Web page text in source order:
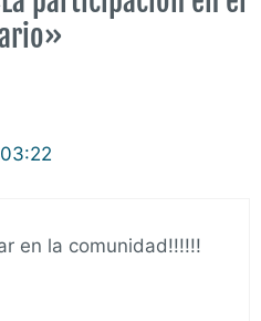
en la comunidad!!!!!!